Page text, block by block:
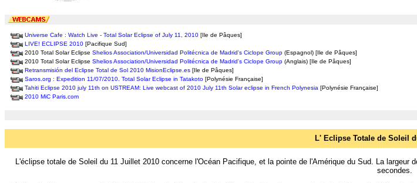
Universe Cafe : Watch Live - Total Solar Eclipse of July 11, 2010 [Ile de Pâques]
LIVE! ECLIPSE 2010 [Pacifique Sud]
2010 Total Solar Eclipse Shelios Association/Universidad Politécnica de Madrid's Ciclope Group (Espagnol) [Ile de Pâques]
2010 Total Solar Eclipse Shelios Association/Universidad Politécnica de Madrid's Ciclope Group (Anglais) [Ile de Pâques]
Retransmisión del Eclipse Total de Sol 2010 MisionEclipse.es [Ile de Pâques]
Saros.org : Expedition 11/07/2010. Total Solar Eclipse in Tatakoto [Polynésie Française]
Tahiti Eclipse 2010 july 11th on USTREAM: Live webcast of 2010 July 11th Solar eclipse in French Polynesia [Polynésie Française]
2010 MiC Paris.com
L' Eclipse Totale de Soleil
L'éclipse totale de Soleil du 11 Juillet 2010 concerne l'Océan Pacifique, et la pointe de l'Amérique du Sud. La
secondes.